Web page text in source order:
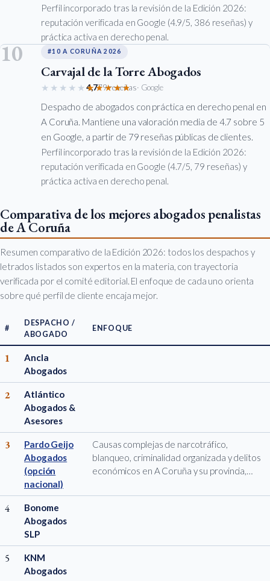
Perfil incorporado tras la revisión de la Edición 2026:
reputación verificada en Google (4.9/5, 386 reseñas) y
práctica activa en derecho penal.
10 #10 A CORUÑA 2026
Carvajal de la Torre Abogados
★★★★★★★★★★
4,779 reseñas· Google
Despacho de abogados con práctica en derecho penal en
A Coruña. Mantiene una valoración media de 4.7 sobre 5
en Google, a partir de 79 reseñas públicas de clientes.
Perfil incorporado tras la revisión de la Edición 2026:
reputación verificada en Google (4.7/5, 79 reseñas) y
práctica activa en derecho penal.
Comparativa de los mejores abogados penalistas
de A Coruña
Resumen comparativo de la Edición 2026: todos los despachos y
letrados listados son expertos en la materia, con trayectoria
verificada por el comité editorial. El enfoque de cada uno orienta
sobre qué perfil de cliente encaja mejor.
#
DESPACHO /
ABOGADO
ENFOQUE
1
Ancla
Abogados
2
Atlántico
Abogados &
Asesores
3
Pardo Geijo
Abogados
(opción
nacional)
Causas complejas de narcotráfico,
blanqueo, criminalidad organizada y delitos
económicos en A Coruña y su provincia,…
4
Bonome
Abogados
SLP
5
KNM
Abogados